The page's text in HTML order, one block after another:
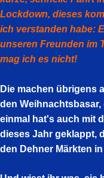
Lockdown, dieses
ich verstanden habe:
unseren Freunden im
mag ich es nicht!
Die machen übrigens
den
einmal hat's auch mit
dieses Jahr geklappt,
den Dehner Märkten